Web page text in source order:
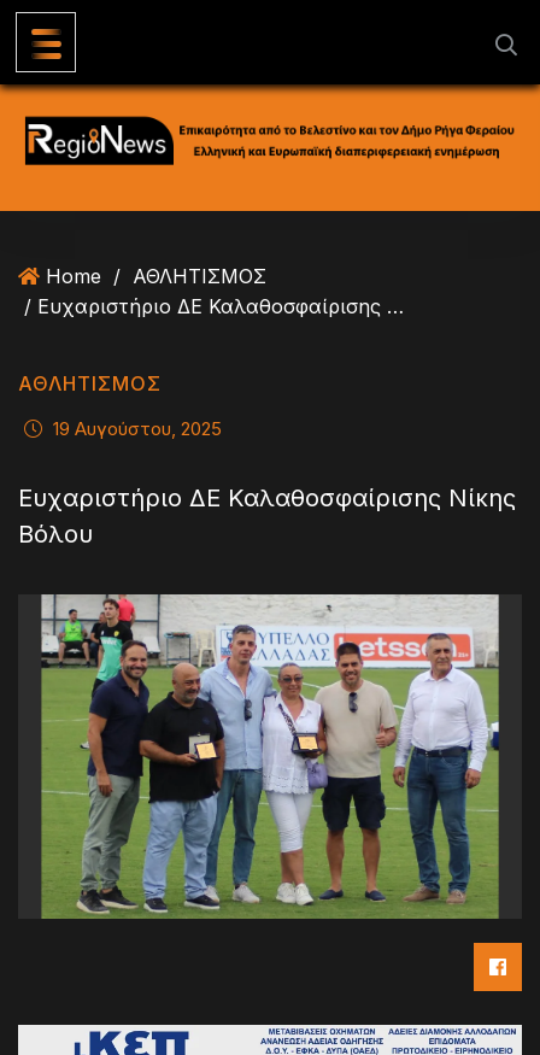
Home / ΑΘΛΗΤΙΣΜΟΣ
/ Ευχαριστήριο ΔΕ Καλαθοσφαίρισης Νίκης Βόλου
ΑΘΛΗΤΙΣΜΟΣ
19 Αυγούστου, 2025
Ευχαριστήριο ΔΕ Καλαθοσφαίρισης Νίκης
Βόλου